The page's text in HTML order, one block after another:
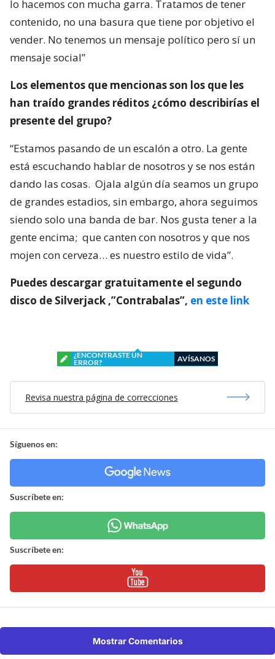
lo hacemos con mucha garra. Tratamos de tener
contenido, no una basura que tiene por objetivo el
vender. No tenemos un mensaje político pero sí un
mensaje social”
Los elementos que mencionas son los que les
han traído grandes réditos ¿cómo describirías el
presente del grupo?
“Estamos pasando de un escalón a otro. La gente
está escuchando hablar de nosotros y se nos están
dando las cosas. Ojala algún día seamos un grupo
de grandes estadios, sin embargo, ahora seguimos
siendo solo una banda de bar. Nos gusta tener a la
gente encima; que canten con nosotros y que nos
mojen con cerveza… es nuestro estilo de vida”.
Puedes descargar gratuitamente el segundo
disco de Silverjack ,”Contrabalas”, en este link
¿ENCONTRASTE UN
ERROR?
AVÍSANOS
Revisa nuestra página de correcciones
Síguenos en:
Suscríbete en:
Suscríbete en:
Mostrar Comentarios